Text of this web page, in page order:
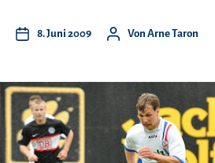
8. Juni 2009 Von Arne Taron